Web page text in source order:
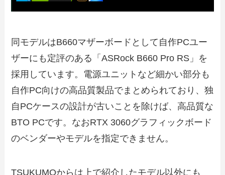
同モデルはB660マザーボードとして自作PCユー
ザーにも定評のある「ASRock B660 Pro RS」を
採用しています。電源ユニットなど細かい部分も
自作PC向けの高品質製品でまとめられており、独
自PCケースの設計が古いことを除けば、高品質な
BTO PCです。なおRTX 3060グラフィックボード
のベンダーやモデルを指定できません。
TSUKUMOからは上で紹介したモデル以外にも